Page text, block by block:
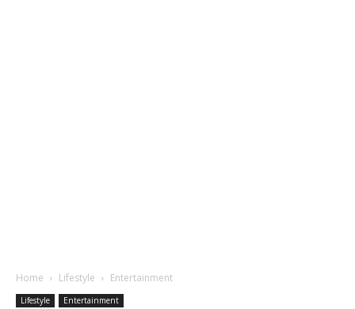
Home Lifestyle Entertainment
Lifestyle Entertainment